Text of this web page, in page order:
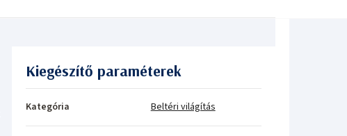
Kiegészítő paraméterek
Kategória Beltéri világítás